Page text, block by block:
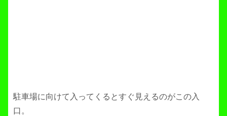
駐車場に向けて入ってくるとすぐ見えるのがこの入
口。